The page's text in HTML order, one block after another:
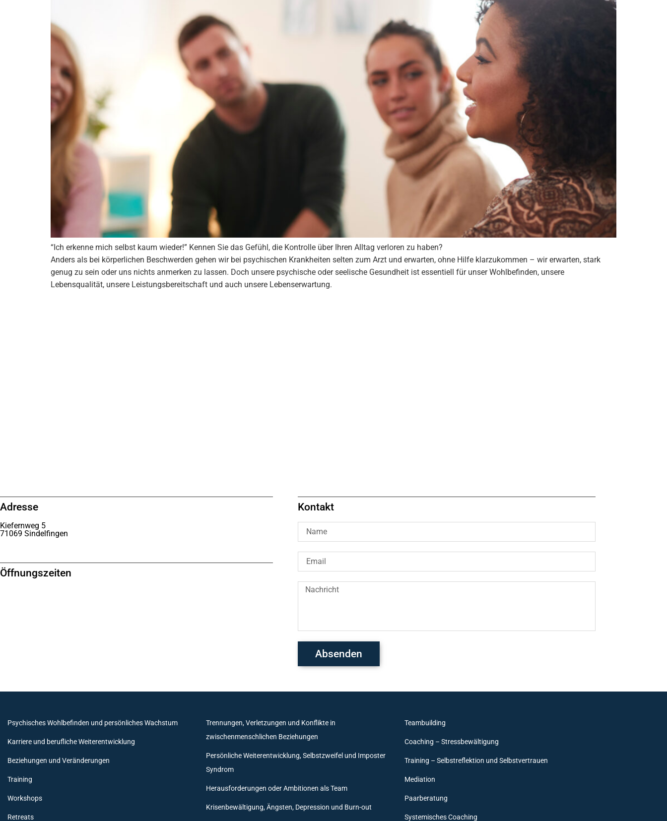
“Ich erkenne mich selbst kaum wieder!” Kennen Sie das Gefühl, die Kontrolle über Ihren Alltag verloren zu haben?
Anders als bei körperlichen Beschwerden gehen wir bei psychischen Krankheiten selten zum Arzt und erwarten, ohne Hilfe klarzukommen – wir erwarten, stark
genug zu sein oder uns nichts anmerken zu lassen. Doch unsere psychische oder seelische Gesundheit ist essentiell für unser Wohlbefinden, unsere
Lebensqualität, unsere Leistungsbereitschaft und auch unsere Lebenserwartung.
Adresse
Kiefernweg 5
71069 Sindelfingen
Öffnungszeiten
Kontakt
Absenden
Psychisches Wohlbefinden und persönliches Wachstum
Karriere und berufliche Weiterentwicklung
Beziehungen und Veränderungen
Training
Workshops
Retreats
Trennungen, Verletzungen und Konflikte in
zwischenmenschlichen Beziehungen
Persönliche Weiterentwicklung, Selbstzweifel und Imposter
Syndrom
Herausforderungen oder Ambitionen als Team
Krisenbewältigung, Ängsten, Depression und Burn-out
Teambuilding
Coaching – Stressbewältigung
Training – Selbstreflektion und Selbstvertrauen
Mediation
Paarberatung
Systemisches Coaching